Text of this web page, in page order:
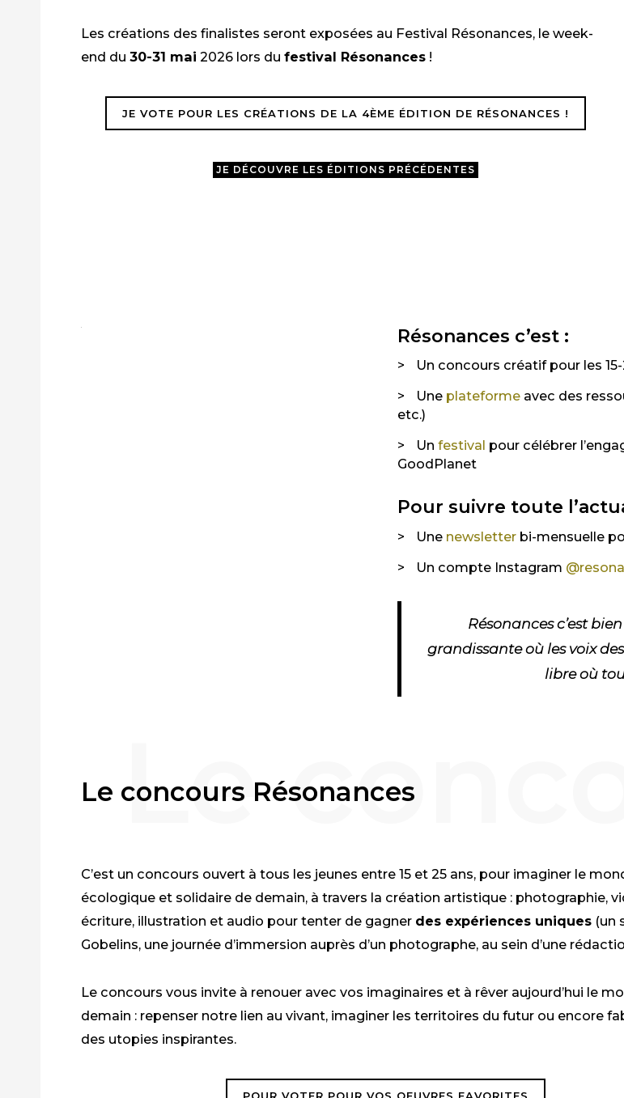
Les créations des finalistes seront exposées au Festival Résonances, le week-
end du 30-31 mai 2026 lors du festival Résonances !
JE VOTE POUR LES CRÉATIONS DE LA 4ÈME ÉDITION DE RÉSONANCES !
JE DÉCOUVRE LES ÉDITIONS PRÉCÉDENTES
Résonances c’est :
Un concours créatif pour les
Une plateforme avec des
etc.)
Unfestival pour célébrer
GoodPlanet
Pour suivre toute
Une newsletter bi-mensuelle
Un compte Instagram
Résonances c’est
grandissanteoùles voix
libre où
Le concours Résonances
C’est un concours ouvert à tous les jeunes entre 15 et 25 ans, pour imaginer le
écologique et solidaire de demain, à travers la création artistique : photographie,
écriture, illustration et audio pour tenter de gagner des expériences uniques (un
Gobelins, une journée d’immersion auprès d’un photographe, au sein d’une
Le concours vous invite à renouer avec vos imaginaires et à rêver aujourd’hui le
demain : repenser notre lien au vivant, imaginer les territoires du futur ou encore
des utopies inspirantes.
POUR VOTER POUR VOS OEUVRES FAVORITES